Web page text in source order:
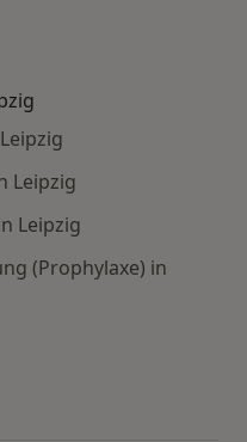
Leipzig
Leipzig
(Prophylaxe) in